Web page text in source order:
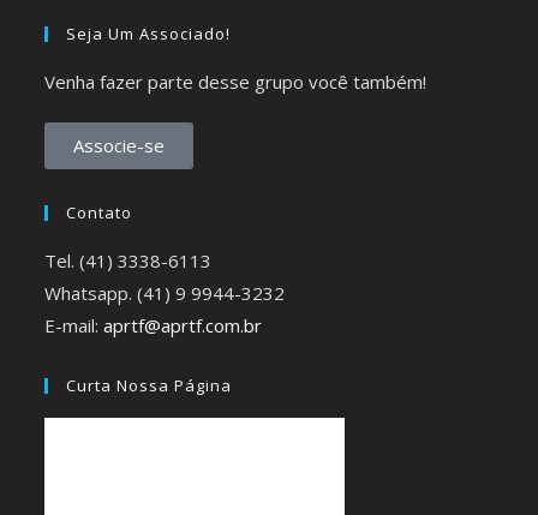
Seja Um Associado!
Venha fazer parte desse grupo você também!
Associe-se
Contato
Tel. (41) 3338-6113
Whatsapp. (41) 9 9944-3232
E-mail:aprtf@aprtf.com.br
Curta Nossa Página